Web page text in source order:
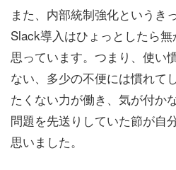
また、内部統制強化というき
Slack導入はひょっとしたら
思っています。つまり、使い
ない、多少の不便には慣れて
たくない力が働き、気が付か
問題を先送りしていた節が自
思いました。